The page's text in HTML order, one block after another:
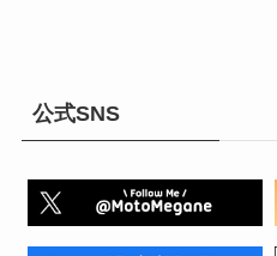
公式SNS